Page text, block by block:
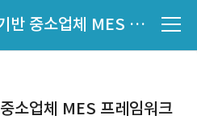
Java/BizActor 기반 중소업체 MES 프레임워크 및 공통 모듈 개발
업체 MES 프레임워크